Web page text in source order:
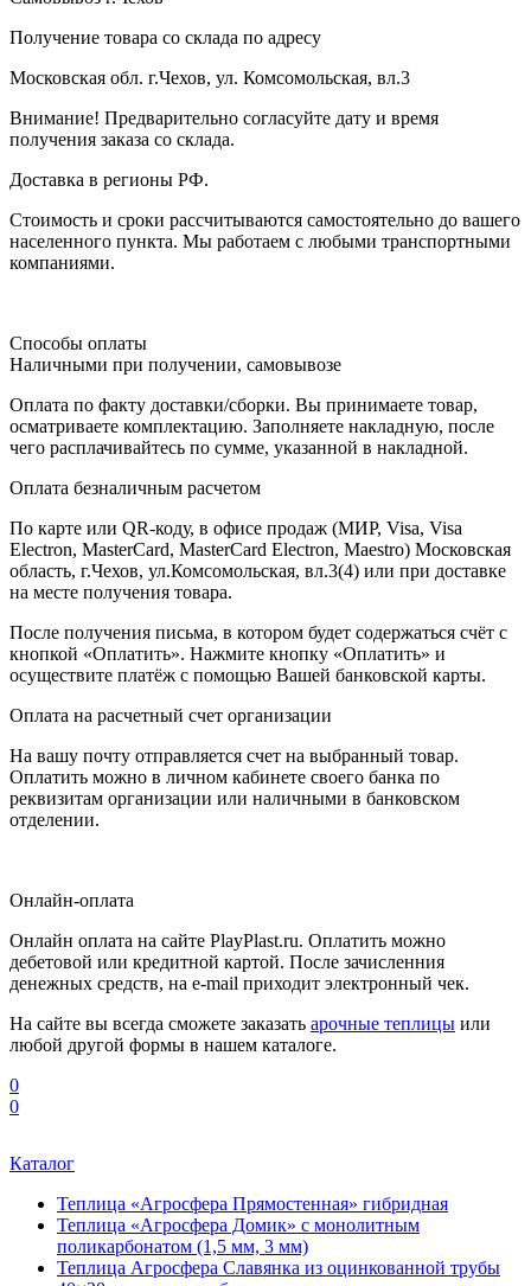
Получение товара со склада по адресу
Московская обл. г.Чехов, ул. Комсомольская, вл.3
Внимание! Предварительно согласуйте дату и время
получения заказа со склада.
Доставка в регионы РФ.
Стоимость и сроки рассчитываются самостоятельно до вашего
населенного пункта. Мы работаем с любыми транспортными
компаниями.
Способы оплаты
Наличными при получении, самовывозе
Оплата по факту доставки/сборки. Вы принимаете товар,
осматриваете комплектацию. Заполняете накладную, после
чего расплачивайтесь по сумме, указанной в накладной.
Оплата безналичным расчетом
По карте или QR-коду, в офисе продаж (МИР, Visa, Visa
Electron, MasterCard, MasterCard Electron, Maestro) Московская
область, г.Чехов, ул.Комсомольская, вл.3(4) или при доставке
на месте получения товара.
После получения письма, в котором будет содержаться счёт с
кнопкой «Оплатить». Нажмите кнопку «Оплатить» и
осуществите платёж с помощью Вашей банковской карты.
Оплата на расчетный счет организации
На вашу почту отправляется счет на выбранный товар.
Оплатить можно в личном кабинете своего банка по
реквизитам организации или наличными в банковском
отделении.
Онлайн-оплата
Онлайн оплата на сайте PlayPlast.ru. Оплатить можно
дебетовой или кредитной картой. После зачисленния
денежных средств, на e-mail приходит электронный чек.
На сайте вы всегда сможете заказать арочные теплицы или
любой другой формы в нашем каталоге.
0
0
Каталог
Теплица «Агросфера Прямостенная» гибридная
Теплица «Агросфера Домик» с монолитным
поликарбонатом (1,5 мм, 3 мм)
Теплица Агросфера Славянка из оцинкованной трубы